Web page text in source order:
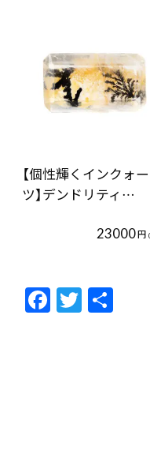
【個性輝くインクォー
ツ】デンドリティ…
23000円
F
ac
T
w